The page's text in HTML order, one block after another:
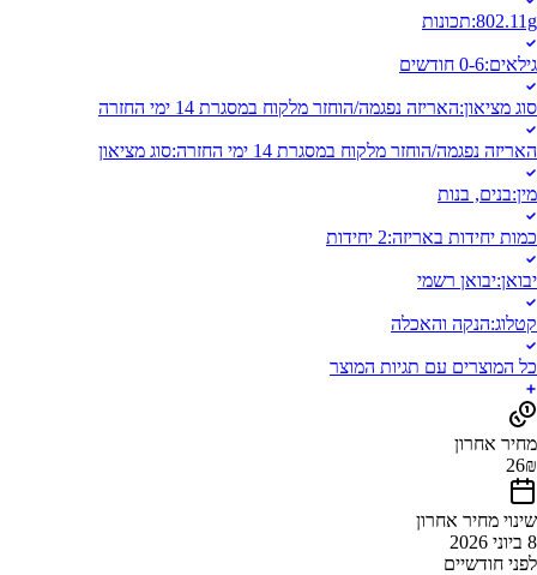
802.11g
:תכונות
גילאים:0-6 חודשים
סוג מציאון:האריזה נפגמה/הוחזר מלקוח במסגרת 14 ימי החזרה
האריזה נפגמה/הוחזר מלקוח במסגרת 14 ימי החזרה :סוג מציאון
מין:בנים, בנות
כמות יחידות באריזה:2 יחידות
יבואן:יבואן רשמי
קטלוג:הנקה והאכלה
כל המוצרים עם תגיות המוצר
מחיר אחרון
26₪
שינוי מחיר אחרון
8 ביוני 2026
לפני חודשיים